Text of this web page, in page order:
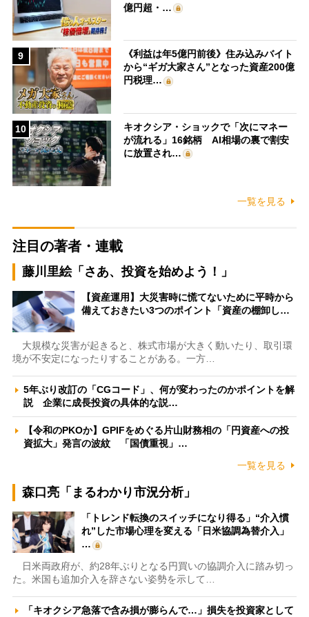
億円超・…
9
《利益は年5億円前後》住み込みバイト
から“ギガ大家さん”となった資産200億
円税理…
10
キオクシア・ショックで「次にマネー
が流れる」16銘柄 AI相場の裏で割安
に放置され…
一覧を見る
注目の著者・連載
藤川里絵「さあ、投資を始めよう！」
【資産運用】大災害時に慌てないために平時から
備えておきたい3つのポイント「資産の棚卸し…
大規模な災害が起きると、株式市場が大きく動いたり、取引環
境が不安定になったりすることがある。一方…
5年ぶり改訂の「CGコード」、何が変わったのかポイントを解
説 企業に成長投資の具体的な説…
【令和のPKOか】GPIFをめぐる片山財務相の「円資産への投
資拡大」発言の波紋 「国債重視」…
一覧を見る
森口亮「まるわかり市況分析」
「トレンド転換のスイッチになり得る」“介入慣
れ”した市場心理を変える「日米協調為替介入」
…
日米両政府が、約28年ぶりとなる円買いの協調介入に踏み切っ
た。米国も追加介入を辞さない姿勢を示して…
「キオクシア急落で含み損が膨らんで…」損失を投資家として